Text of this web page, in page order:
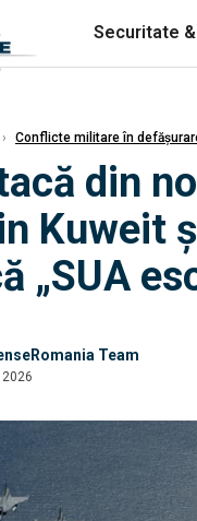
Securitate
› Conflicte militare în
din
Kuweit
„SUA
Team
2026